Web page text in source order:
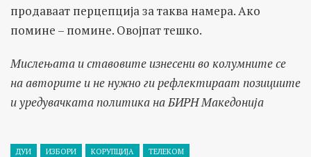
продаваат перцепција за таква намера. Ако
помине – помине. Овојпат тешко.
Мислењата и ставовите изнесени во колумните се
на авторите и не нужно ги рефлектираат позициите
и уредувачката политика на БИРН Македонија
ДУИ ИЗБОРИ КОРУПЦИЈА ТЕЛЕКОМ